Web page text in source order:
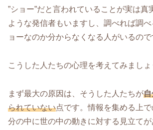
”ショー”だと言われていることが実は真
ような発信者もいますし、調べれば調
ョーなのか分からなくなる人がいるので
こうした人たちの心理を考えてみましょ
まず最大の原因は、そうした人たちが自
られていない点です。情報を集める上
分の中に世の中の動きに対する見立て